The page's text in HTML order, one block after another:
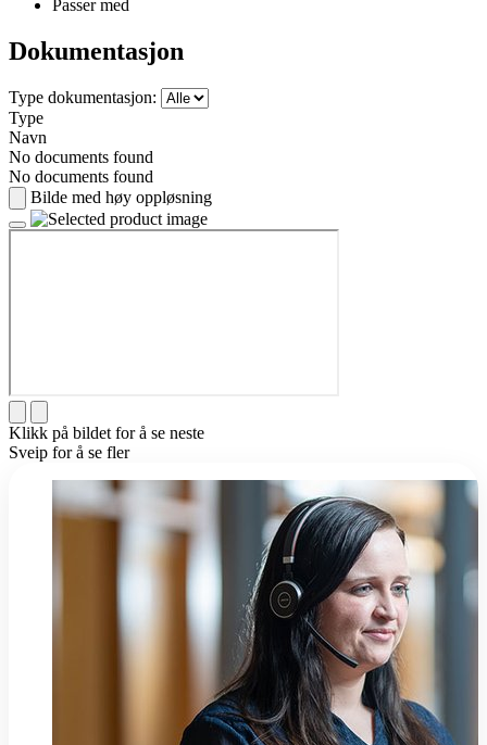
Passer med
Dokumentasjon
Type dokumentasjon:
Type
Navn
No documents found
No documents found
Bilde med høy oppløsning
Klikk på bildet for å se neste
Sveip for å se fler